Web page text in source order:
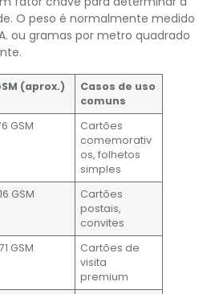
O peso é normalmente medido
ou gramas por metro quadrado
(aprox.)
Casos de uso
comuns
GSM
Cartões
comemorativ
os, folhetos
simples
GSM
Cartões
postais,
convites
GSM
Cartões de
visita
premium